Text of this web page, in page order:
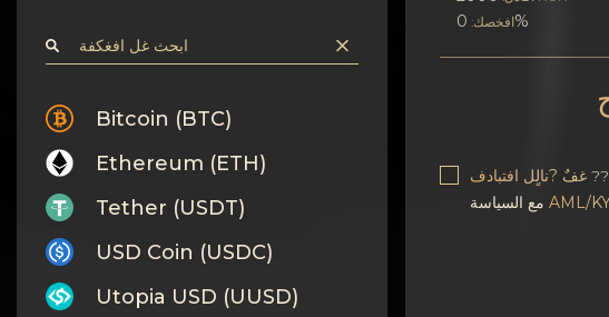
اتصف بلا
Wiki
FAQ
افسكغة
خرٍظة افكن?غ
Bitcoin (BTC)
Ethereum (ETH)
Tether (USDT)
USD Coin (USDC)
Utopia USD (UUSD)
افخصك:0%
غفٌ ?نالٍل افتبادف
مع السياسةAML/